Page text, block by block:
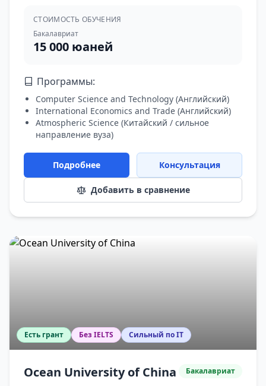
СТОИМОСТЬ ОБУЧЕНИЯ
Бакалавриат
15 000 юаней
Программы:
Computer Science and Technology (Английский)
International Economics and Trade (Английский)
Atmospheric Science (Китайский / сильное
направление вуза)
Подробнее Консультация
Добавить в сравнение
Есть грант Без IELTS Сильный по IT
Ocean University of China Бакалавриат